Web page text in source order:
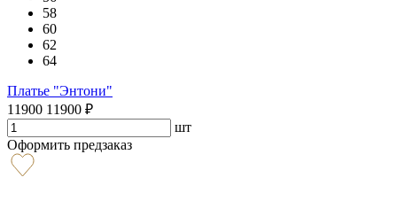
58
60
62
64
Платье "Энтони"
11900 11900 ₽
шт
Оформить предзаказ